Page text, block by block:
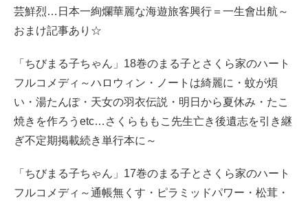
芸鮮烈…日本一絢爛華麗な海遊旅客興行＝一生會出航～
おまけ記事あり☆
「ちびまる子ちゃん」18巻のまる子とさくら家のハート
フルコメディ～ハロウィン・ノートは綺麗に・蚊が煩
い・湯たんぽ・天女の羽衣伝説・明日から夏休み・たこ
焼きを作ろうetc…さくらももこ先生亡き後遺志を引き継
ぎ不定期掲載続き単行本に～
「ちびまる子ちゃん」17巻のまる子とさくら家のハート
フルコメディ～通帳無くす・ピラミッドパワー・松茸・